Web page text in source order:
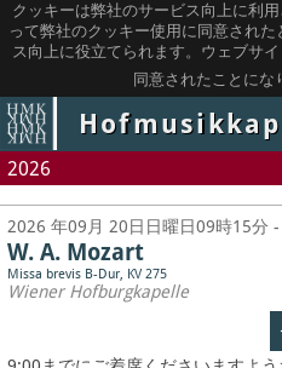
クッキーは弊社のサービス向上に利
って弊社のクッキー使用に同意された
ス向上に役立てられます。ウェブサ
同意されたことにな
2026
2026 年09月 20日日曜日09時15分
W. A. Mozart
Missa brevis B-Dur, KV 275
Wiener Hofburgkapelle